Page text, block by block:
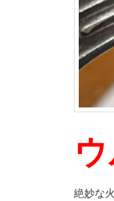
絶妙な